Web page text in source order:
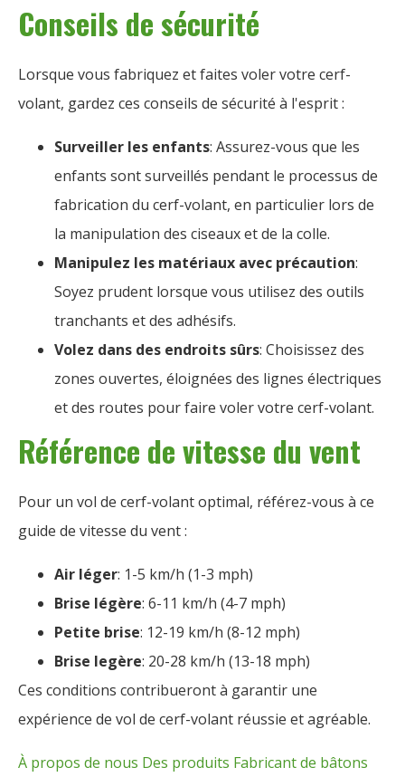
Conseils de sécurité
Lorsque vous fabriquez et faites voler votre cerf-
volant, gardez ces conseils de sécurité à l'esprit :
Surveiller les enfants: Assurez-vous que les
enfants sont surveillés pendant le processus de
fabrication du cerf-volant, en particulier lors de
la manipulation des ciseaux et de la colle.
Manipulez les matériaux avec précaution:
Soyez prudent lorsque vous utilisez des outils
tranchants et des adhésifs.
Volez dans des endroits sûrs: Choisissez des
zones ouvertes, éloignées des lignes électriques
et des routes pour faire voler votre cerf-volant.
Référence de vitesse du vent
Pour un vol de cerf-volant optimal, référez-vous à ce
guide de vitesse du vent :
Air léger: 1-5 km/h (1-3 mph)
Brise légère: 6-11 km/h (4-7 mph)
Petite brise: 12-19 km/h (8-12 mph)
Brise legère: 20-28 km/h (13-18 mph)
Ces conditions contribueront à garantir une
expérience de vol de cerf-volant réussie et agréable.
À propos de nous Des produits Fabricant de bâtons